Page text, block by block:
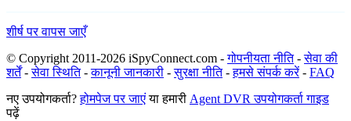
शीर्ष पर वापस जाएँ
© Copyright 2011-2026 iSpyConnect.com -गोपनीयता नीति-सेवा की
शर्तें-सेवा स्थिति-कानूनी जानकारी -सुरक्षा नीति-हमसे संपर्क करें- FAQ
नए उपयोगकर्ता?होमपेज पर जाएंया हमारी Agent DVR उपयोगकर्ता गाइड
पढ़ें